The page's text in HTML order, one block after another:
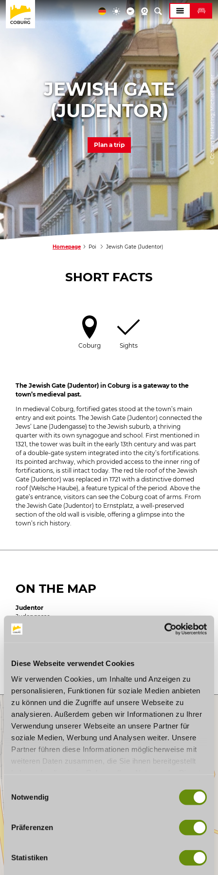
Diese Webseite verwendet Cookies
Wir verwenden Cookies, um Inhalte und Anzeigen zu
personalisieren, Funktionen für soziale Medien anbieten
zu können und die Zugriffe auf unsere Webseite zu
analysieren. Außerdem geben wir Informationen zu Ihrer
Verwendung unserer Webseite an unsere Partner für
soziale Medien, Werbung und Analysen weiter. Unsere
Partner führen diese Informationen möglicherweise mit
weiteren Daten zusammen, die Sie ihnen bereitgestellt
ablehnen, kann es sein, dass Darstellungen nicht
vollständig sind oder Anwendungen nicht zur Verfügung
n
w
Notwendig
Präferenzen
Statistiken
© Coburg Marketing, Michael Selzer
JEWISH GATE
(JUDENTOR)
Plan a trip
Homepage Poi Jewish Gate (Judentor)
SHORT FACTS
Coburg Sights
The Jewish Gate (Judentor) in Coburg is a gateway to the
town’s medieval past.
In medieval Coburg, fortified gates stood at the town’s main
entry and exit points. The Jewish Gate (Judentor) connected the
Jews’ Lane (Judengasse) to the Jewish suburb, a thriving
quarter with its own synagogue and school. First mentioned in
1321, the tower was built in the early 13th century and was part
of a double-gate system integrated into the city’s fortifications.
Its pointed archway, which provided access to the inner ring of
fortifications, is still intact today. The red tile roof of the Jewish
Gate (Judentor) was replaced in 1721 with a distinctive domed
roof (Welsche Haube), a feature typical of the period. Above the
gate’s entrance, visitors can see the Coburg coat of arms. From
the Jewish Gate (Judentor) to Ernstplatz, a well-preserved
section of the old wall is visible, offering a glimpse into the
town’s rich history.
ON THE MAP
Judentor
Judengasse
96450 Coburg
Germany